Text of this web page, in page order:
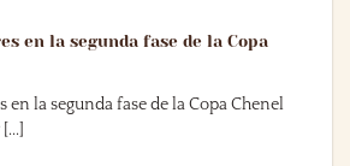
en la segunda fase de la Copa
en la segunda fase de la Copa Chenel